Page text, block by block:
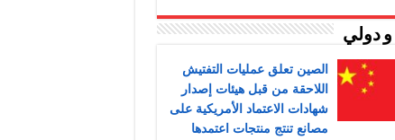
دولي
الصين تعلق عمليات التفتيش
اللاحقة من قبل هيئات إصدار
شهادات الاعتماد الأمريكية على
مصانع تنتج منتجات اعتمدها